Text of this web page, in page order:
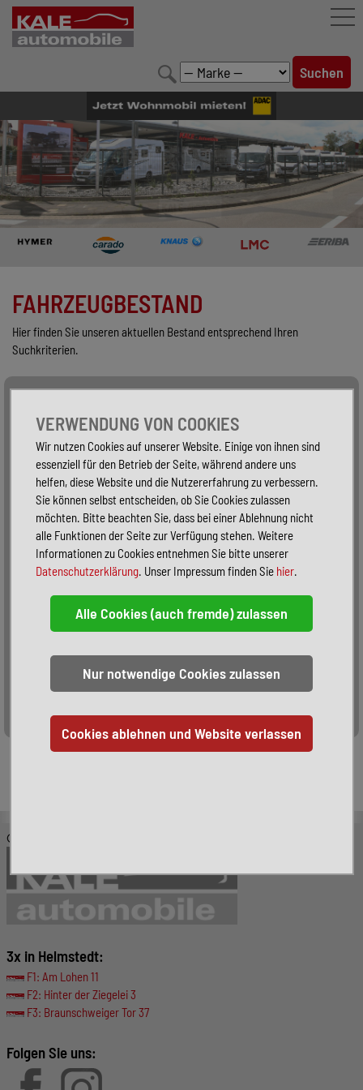
FAHRZEUGBESTAND
LEISTUNGEN
KONFIGURATOR
MARKENWELT
UNTERNEHMEN
FAHRZEUGBESTAND
Hier finden Sie unseren aktuellen Bestand entsprechend Ihren
Suchkriterien.
Alle Fahrzeuge
Sortieren:
© KALE-Automobile GmbH
3x in Helmstedt:
F1: Am Lohen 11
F2: Hinter der Ziegelei 3
F3: Braunschweiger Tor 37
Folgen Sie uns:
VERWENDUNG VON COOKIES
Wir nutzen Cookies auf unserer Website. Einige von ihnen sind
essenziell für den Betrieb der Seite, während andere uns
helfen, diese Website und die Nutzererfahrung zu verbessern.
Sie können selbst entscheiden, ob Sie Cookies zulassen
möchten. Bitte beachten Sie, dass bei einer Ablehnung nicht
alle Funktionen der Seite zur Verfügung stehen. Weitere
Informationen zu Cookies entnehmen Sie bitte unserer
Datenschutzerklärung. Unser Impressum finden Sie hier.